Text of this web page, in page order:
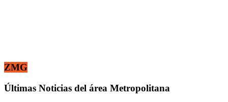
ZMG
Últimas Noticias del área Metropolitana